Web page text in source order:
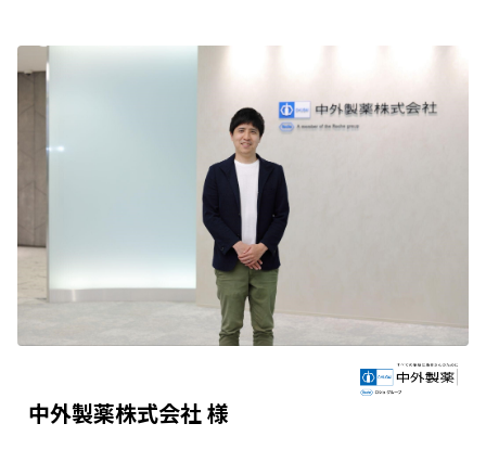
中外製薬株式会社 様